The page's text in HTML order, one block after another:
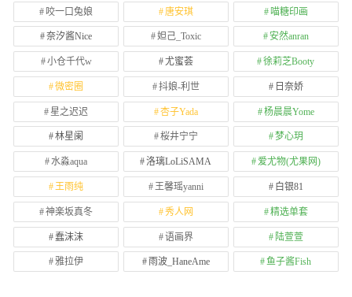
咬一口兔娘 唐安琪 喵糖印画
奈汐酱Nice 妲己_Toxic 安然anran
小仓千代w 尤蜜荟 徐莉芝Booty
微密圈 抖娘-利世 日奈娇
星之迟迟 杏子Yada 杨晨晨Yome
林星阑 桜井宁宁 梦心玥
水淼aqua 洛璃LoLiSAMA 爱尤物(尤果网)
王雨纯 王馨瑶yanni 白银81
神楽坂真冬 秀人网 精选单套
蠢沫沫 语画界 陆萱萱
雅拉伊 雨波_HaneAme 鱼子酱Fish